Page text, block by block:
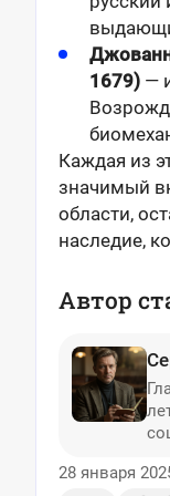
1679) —
Каждая из
значимый
области,
наследие,
Автор
28 января